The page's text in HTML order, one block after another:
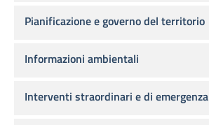
Pianificazione e governo del territorio
Informazioni ambientali
Interventi straordinari e di emergenza